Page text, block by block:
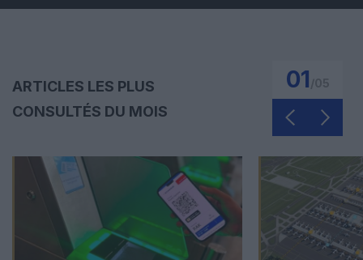
ARTICLES LES PLUS
CONSULTÉS DU MOIS
01